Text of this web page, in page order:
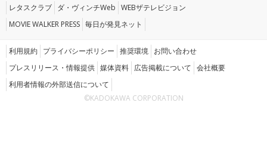
レタスクラブ ダ・ヴィンチWeb WEBザテレビジョン
MOVIE WALKER PRESS 毎日が発見ネット
利用規約 プライバシーポリシー 推奨環境 お問い合わせ
プレスリリース・情報提供 媒体資料 広告掲載について 会社概要
利用者情報の外部送信について
©KADOKAWA CORPORATION